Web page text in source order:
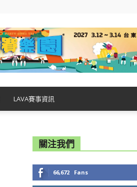
LAVA賽事資訊
關注我們
66,672 Fans